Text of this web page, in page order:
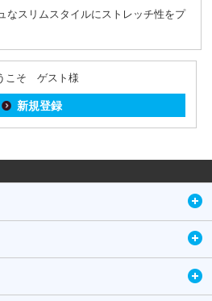
なスリムスタイルにストレッチ性をプ
こそ ゲスト様
新規登録